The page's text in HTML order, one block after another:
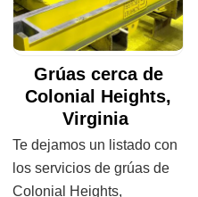
Grúas cerca de
Colonial Heights,
Virginia
Te dejamos un listado con
los servicios de grúas de
Colonial Heights,